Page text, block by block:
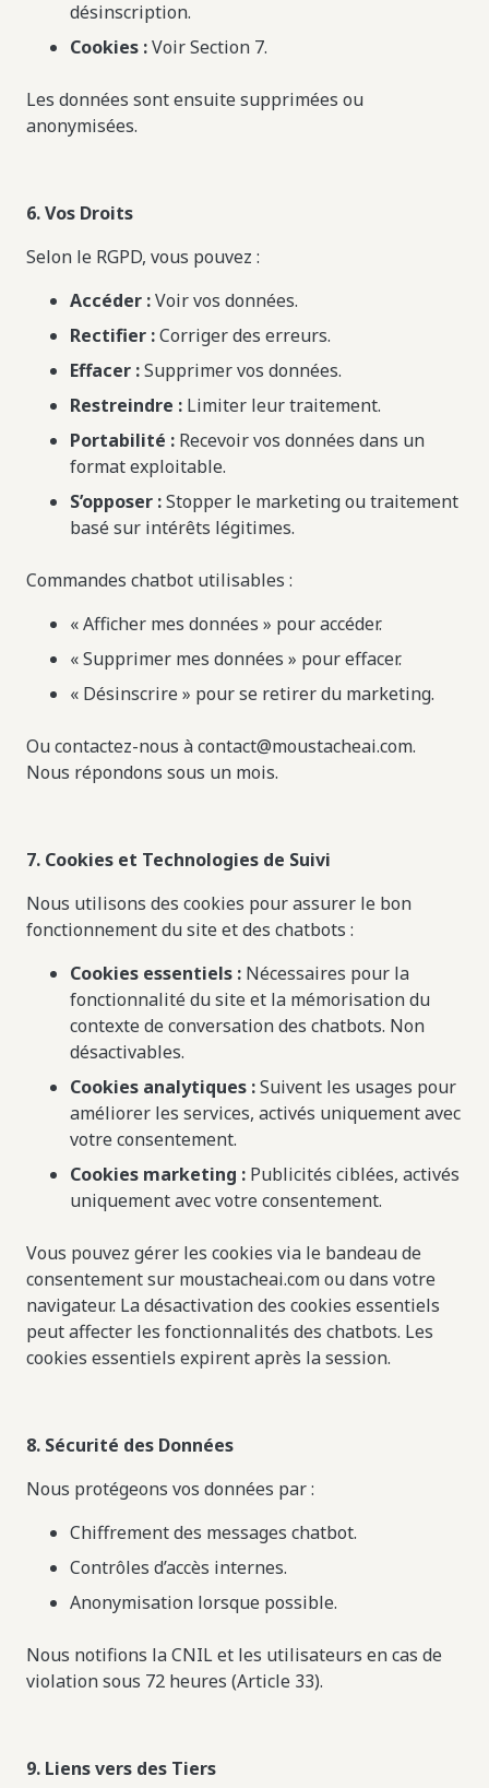
désinscription.
Cookies :Voir Section 7.
Les données sont ensuite supprimées ou
anonymisées.
6. Vos Droits
Selon le RGPD, vous pouvez :
Accéder :Voir vos données.
Rectifier :Corriger des erreurs.
Effacer :Supprimer vos données.
Restreindre : Limiter leur traitement.
Portabilité : Recevoir vos données dans un
format exploitable.
S’opposer :Stopper le marketing ou traitement
basé sur intérêts légitimes.
Commandes chatbot utilisables :
« Afficher mes données » pour accéder.
« Supprimer mes données » pour effacer.
« Désinscrire » pour se retirer du marketing.
Ou contactez-nous à contact@moustacheai.com.
Nous répondons sous un mois.
7. Cookies et Technologies de Suivi
Nous utilisons des cookies pour assurer le bon
fonctionnement du site et des chatbots :
Cookies essentiels : Nécessaires pour la
fonctionnalité du site et la mémorisation du
contexte de conversation des chatbots. Non
désactivables.
Cookies analytiques :Suivent les usages pour
améliorer les services, activés uniquement avec
votre consentement.
Cookies marketing : Publicités ciblées, activés
uniquement avec votre consentement.
Vous pouvez gérer les cookies via le bandeau de
consentement sur moustacheai.com ou dans votre
navigateur. La désactivation des cookies essentiels
peut affecter les fonctionnalités des chatbots. Les
cookies essentiels expirent après la session.
8. Sécurité des Données
Nous protégeons vos données par :
Chiffrement des messages chatbot.
Contrôles d’accès internes.
Anonymisation lorsque possible.
Nous notifions la CNIL et les utilisateurs en cas de
violation sous 72 heures (Article 33).
9. Liens vers des Tiers